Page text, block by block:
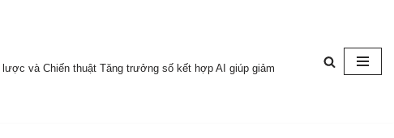
và Chiến thuật Tăng trưởng số kết hợp AI giúp giảm